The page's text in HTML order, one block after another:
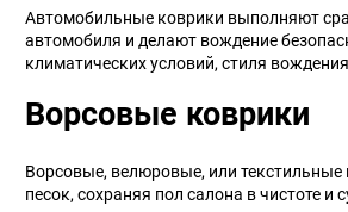
Haval Hawtai
Hyundai Infiniti
Jaguar Jeep
Автомобильные коврики выполняют
автомобиля и делают вождение
климатических условий, стиля
Ворсовые коврики
Ворсовые, велюровые, или
песок, сохраняя пол салона в чистоте